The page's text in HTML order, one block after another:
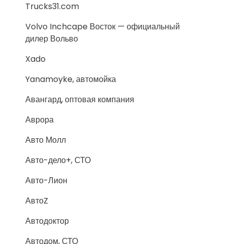
Trucks31.com
Volvo Inchcape Восток — официальный
дилер Вольво
Xado
Yanamoyke, автомойка
Авангард, оптовая компания
Аврора
Авто Молл
Авто-дело+, СТО
Авто-Лион
АвтоZ
Автодоктор
Автодом, СТО